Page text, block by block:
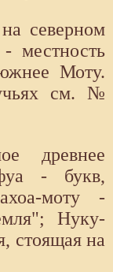
северном
местность
Моту.
см. №
древнее
- букв,
моту -
Нуку-
стоящая на